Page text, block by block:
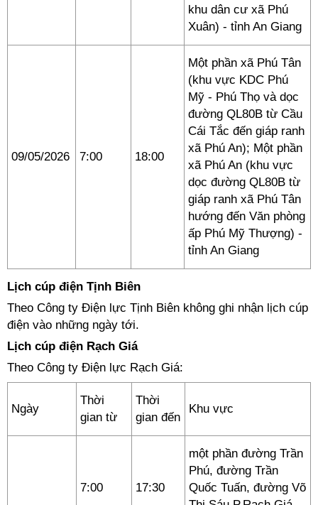
khu dân cư xã Phú
Xuân) - tỉnh An Giang
09/05/2026 7:00 18:00
Một phần xã Phú Tân
(khu vực KDC Phú
Mỹ - Phú Thọ và dọc
đường QL80B từ Cầu
Cái Tắc đến giáp ranh
xã Phú An); Một phần
xã Phú An (khu vực
dọc đường QL80B từ
giáp ranh xã Phú Tân
hướng đến Văn phòng
ấp Phú Mỹ Thượng) -
tỉnh An Giang
Lịch cúp điện Tịnh Biên
Theo Công ty Điện lực Tịnh Biên không ghi nhận lịch cúp
điện vào những ngày tới.
Lịch cúp điện Rạch Giá
Theo Công ty Điện lực Rạch Giá:
Ngày
Thời
gian từ
Thời
gian đến
Khu vực
7:00 17:30
một phần đường Trần
Phú, đường Trần
Quốc Tuấn, đường Võ